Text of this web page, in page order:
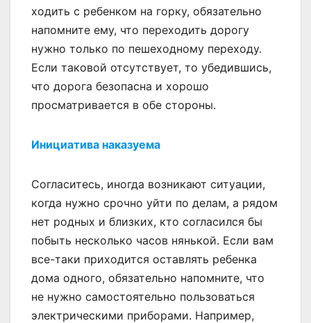
ходить с ребенком на горку, обязательно
напомните ему, что переходить дорогу
нужно только по пешеходному переходу.
Если таковой отсутствует, то убедившись,
что дорога безопасна и хорошо
просматривается в обе стороны.
Инициатива наказуема
Согласитесь, иногда возникают ситуации,
когда нужно срочно уйти по делам, а рядом
нет родных и близких, кто согласился бы
побыть несколько часов нянькой. Если вам
все-таки приходится оставлять ребенка
дома одного, обязательно напомните, что
не нужно самостоятельно пользоваться
электрическими приборами. Например,